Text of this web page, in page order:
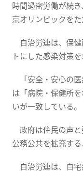
時間過密労働が続
京オリンピックを
自治労連は、保健
トにした感染対策
「安全・安心の
は「病院・保健所
いが一致している。
政府は住民の声と
公務公共を拡充す
自治労連は、自